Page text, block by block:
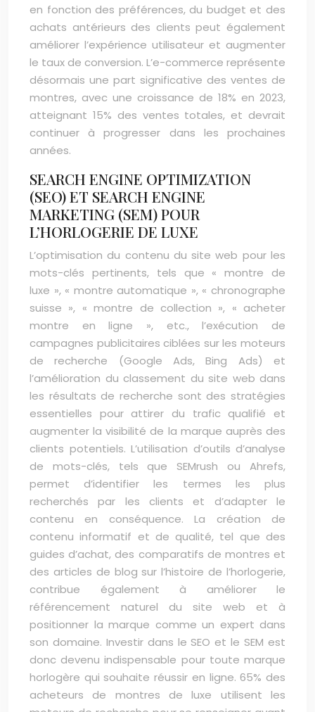
en fonction des préférences, du budget et des
achats antérieurs des clients peut également
améliorer l’expérience utilisateur et augmenter
le taux de conversion. L’e-commerce représente
désormais une part significative des ventes de
montres, avec une croissance de 18% en 2023,
atteignant 15% des ventes totales, et devrait
continuer à progresser dans les prochaines
années.
SEARCH ENGINE OPTIMIZATION
(SEO) ET SEARCH ENGINE
MARKETING (SEM) POUR
L’HORLOGERIE DE LUXE
L’optimisation du contenu du site web pour les
mots-clés pertinents, tels que « montre de
luxe », « montre automatique », « chronographe
suisse », « montre de collection », « acheter
montre en ligne », etc., l’exécution de
campagnes publicitaires ciblées sur les moteurs
de recherche (Google Ads, Bing Ads) et
l’amélioration du classement du site web dans
les résultats de recherche sont des stratégies
essentielles pour attirer du trafic qualifié et
augmenter la visibilité de la marque auprès des
clients potentiels. L’utilisation d’outils d’analyse
de mots-clés, tels que SEMrush ou Ahrefs,
permet d’identifier les termes les plus
recherchés par les clients et d’adapter le
contenu en conséquence. La création de
contenu informatif et de qualité, tel que des
guides d’achat, des comparatifs de montres et
des articles de blog sur l’histoire de l’horlogerie,
contribue également à améliorer le
référencement naturel du site web et à
positionner la marque comme un expert dans
son domaine. Investir dans le SEO et le SEM est
donc devenu indispensable pour toute marque
horlogère qui souhaite réussir en ligne. 65% des
acheteurs de montres de luxe utilisent les